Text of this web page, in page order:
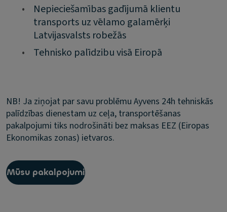
•
Nepieciešamības gadījumā klientu
transports uz vēlamo galamērķi
Latvijasvalsts robežās
•
Tehnisko palīdzibu visā Eiropā
NB! Ja ziņojat par savu problēmu Ayvens 24h tehniskās
palīdzības dienestam uz ceļa, transportēšanas
pakalpojumi tiks nodrošināti bez maksas EEZ (Eiropas
Ekonomikas zonas) ietvaros.
Mūsu pakalpojumi